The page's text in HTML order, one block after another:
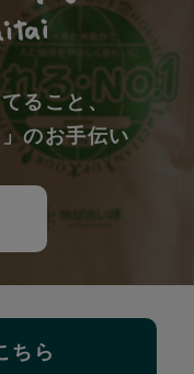
ること、
のお手伝い
ちら